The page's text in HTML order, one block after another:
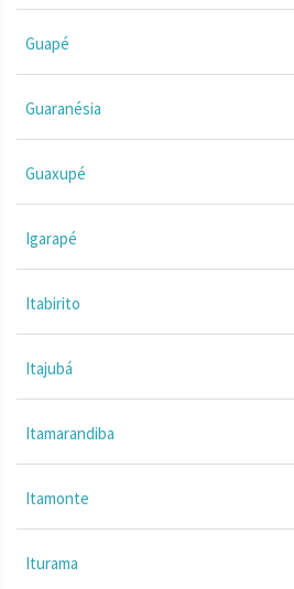
Guapé
Guaranésia
Guaxupé
Igarapé
Itabirito
Itajubá
Itamarandiba
Itamonte
Iturama